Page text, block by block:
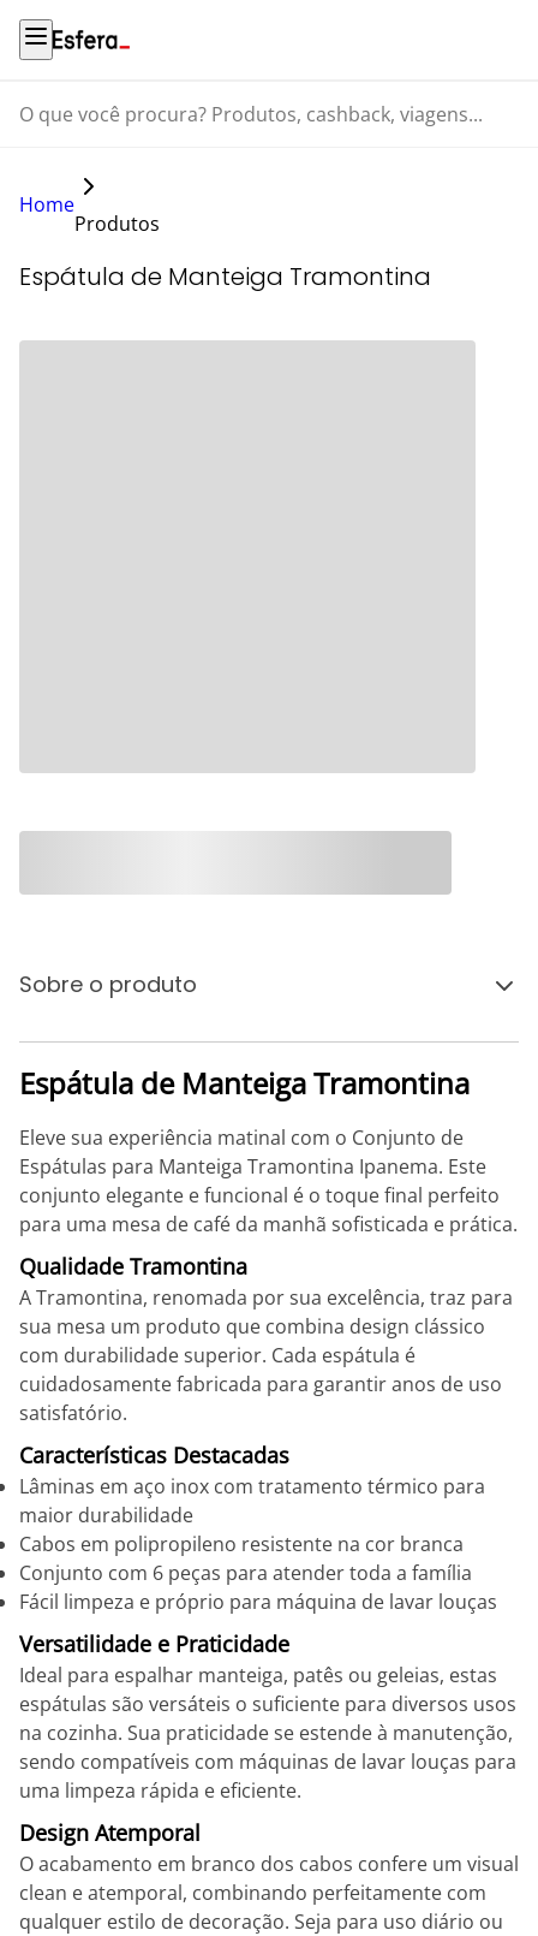
O que você procura? Produtos, cashback, viagens...
Home
Produtos
Espátula de Manteiga Tramontina
Sobre o produto
Espátula de Manteiga Tramontina
Eleve sua experiência matinal com o Conjunto de
Espátulas para Manteiga Tramontina Ipanema. Este
conjunto elegante e funcional é o toque final perfeito
para uma mesa de café da manhã sofisticada e prática.
Qualidade Tramontina
A Tramontina, renomada por sua excelência, traz para
sua mesa um produto que combina design clássico
com durabilidade superior. Cada espátula é
cuidadosamente fabricada para garantir anos de uso
satisfatório.
Características Destacadas
Lâminas em aço inox com tratamento térmico para
maior durabilidade
Cabos em polipropileno resistente na cor branca
Conjunto com 6 peças para atender toda a família
Fácil limpeza e próprio para máquina de lavar louças
Versatilidade e Praticidade
Ideal para espalhar manteiga, patês ou geleias, estas
espátulas são versáteis o suficiente para diversos usos
na cozinha. Sua praticidade se estende à manutenção,
sendo compatíveis com máquinas de lavar louças para
uma limpeza rápida e eficiente.
Design Atemporal
O acabamento em branco dos cabos confere um visual
clean e atemporal, combinando perfeitamente com
qualquer estilo de decoração. Seja para uso diário ou